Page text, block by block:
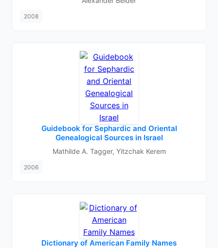
2008
Guidebook for Sephardic and Oriental
Genealogical Sources in Israel
Mathilde A. Tagger, Yitzchak Kerem
2006
Dictionary of American Family Names